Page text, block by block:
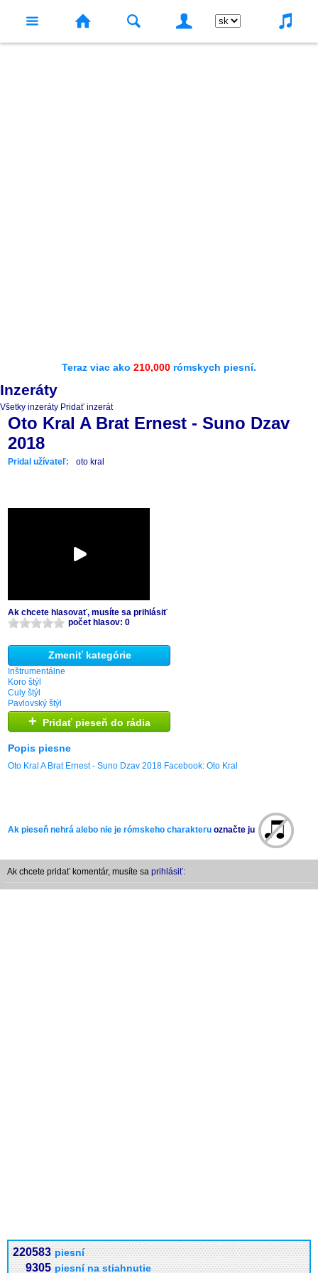
Teraz viac ako 210,000 rómskych piesní.
Inzeráty
Všetky inzeráty Pridať inzerát
Oto Kral A Brat Ernest - Suno Dzav
2018
Pridal užívateľ: oto kral
Ak chcete hlasovať, musíte sa prihlásiť
počet hlasov: 0
Zmeniť kategórie
Inštrumentálne
Koro štýl
Culy štýl
Pavlovský štýl
+ Pridať pieseň do rádia
Popis piesne
Oto Kral A Brat Ernest - Suno Dzav 2018 Facebook: Oto Kral
Ak pieseň nehrá alebo nie je rómskeho charakteru označte ju
Ak chcete pridať komentár, musíte sa prihlásiť:
220583 piesní
9305 piesní na stiahnutie